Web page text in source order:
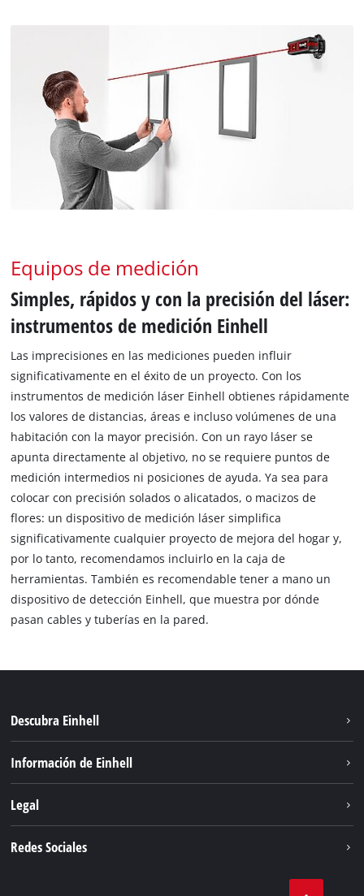
Equipos de medición
Simples, rápidos y con la precisión del láser:
instrumentos de medición Einhell
Las imprecisiones en las mediciones pueden influir
significativamente en el éxito de un proyecto. Con los
instrumentos de medición láser Einhell obtienes rápidamente
los valores de distancias, áreas e incluso volúmenes de una
habitación con la mayor precisión. Con un rayo láser se
apunta directamente al objetivo, no se requiere puntos de
medición intermedios ni posiciones de ayuda. Ya sea para
colocar con precisión solados o alicatados, o macizos de
flores: un dispositivo de medición láser simplifica
significativamente cualquier proyecto de mejora del hogar y,
por lo tanto, recomendamos incluirlo en la caja de
herramientas. También es recomendable tener a mano un
dispositivo de detección Einhell, que muestra por dónde
pasan cables y tuberías en la pared.
Descubra Einhell
Servicio
Información de Einhell
Legal
Redes Sociales